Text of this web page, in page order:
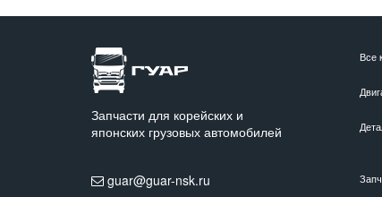
Запчасти для корейских и
японских грузовых автомобилей
guar@guar-nsk.ru
Все